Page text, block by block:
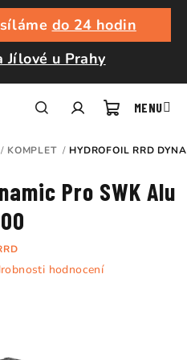
do 24 hodin
Jílové u Prahy
košík
/ KOMPLET / HYDROFOIL RRD
Pro SWK Alu
hodnocení